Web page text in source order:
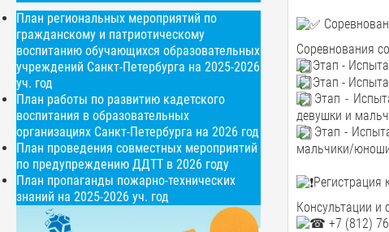
План региональных мероприятий по
гражданскому и патриотическому
воспитанию обучающихся образовательных
учреждений Санкт-Петербурга на 2025-2026
уч. год
План работы по развитию кадетского
воспитания в образовательных
организациях Санкт-Петербурга на 2026 год
План проведения совместных мероприятий
по предупреждению ДДТТ в 2026 году
План пропаганды пожарно-технических
знаний на 2025-2026 уч. год
Соревнования
Этап -
Этап -
Этап -
девушки и
Этап -
мальчики/
Регистрация
Консультации и
+7 (812)